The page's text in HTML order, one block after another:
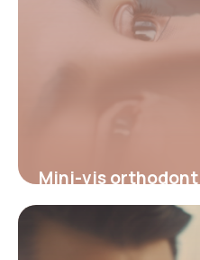
Mini-vis
innovante pour un
15 juin 2026